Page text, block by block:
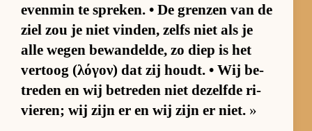
even­min te spre­ken. • De gren­zen van de
ziel zou je niet vin­den, zelfs niet als je
alle we­gen be­wan­del­de, zo diep is het
ver­toog (λόγον) dat zij houdt. • Wij be­
tre­den en wij be­tre­den niet de­zelfde ri­
vie­ren; wij zijn er en wij zijn er niet. »